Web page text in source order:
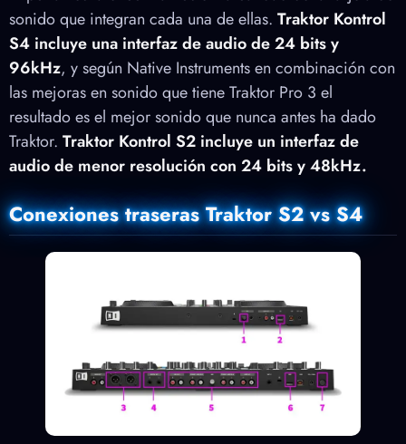
sonido que integran cada una de ellas. Traktor Kontrol
S4 incluye una interfaz de audio de24 bits y
96kHz, y según Native Instruments en combinación con
las mejoras en sonido que tiene Traktor Pro 3 el
resultado es el mejor sonido que nunca antes ha dado
Traktor. Traktor Kontrol S2 incluye un interfaz de
audio de menor resolución con 24 bits y 48kHz.
Conexiones traseras Traktor S2 vs S4